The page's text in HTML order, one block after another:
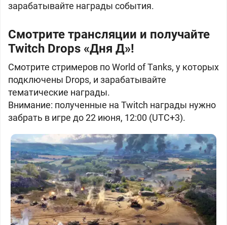
зарабатывайте награды события.
Смотрите трансляции и получайте
Twitch Drops «Дня Д»!
Смотрите стримеров по World of Tanks, у которых
подключены Drops, и зарабатывайте
тематические награды.
Внимание: полученные на Twitch награды нужно
забрать в игре до 22 июня, 12:00 (UTC+3).